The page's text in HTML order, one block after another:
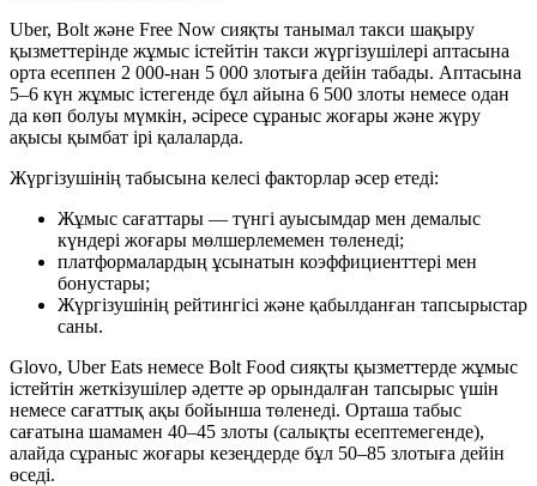
Uber, Bolt және Free Now сияқты танымал такси шақыру
қызметтерінде жұмыс істейтін такси жүргізушілері аптасына
орта есеппен 2 000-нан 5 000 злотыға дейін табады. Аптасына
5–6 күн жұмыс істегенде бұл айына 6 500 злоты немесе одан
да көп болуы мүмкін, әсіресе сұраныс жоғары және жүру
ақысы қымбат ірі қалаларда.
Жүргізушінің табысына келесі факторлар әсер етеді:
Жұмыс сағаттары — түнгі ауысымдар мен демалыс
күндері жоғары мөлшерлемемен төленеді;
платформалардың ұсынатын коэффициенттері мен
бонустары;
Жүргізушінің рейтингісі және қабылданған тапсырыстар
саны.
Glovo, Uber Eats немесе Bolt Food сияқты қызметтерде жұмыс
істейтін жеткізушілер әдетте әр орындалған тапсырыс үшін
немесе сағаттық ақы бойынша төленеді. Орташа табыс
сағатына шамамен 40–45 злоты (салықты есептемегенде),
алайда сұраныс жоғары кезеңдерде бұл 50–85 злотыға дейін
өседі.